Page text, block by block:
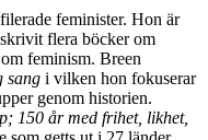
feminister. Hon är
flera böcker om
feminism. Breen
sang i vilken hon fokuserar
genom historien.
150 år med frihet, likhet,